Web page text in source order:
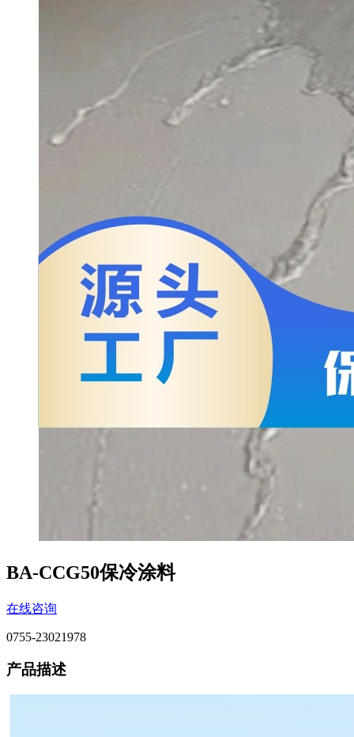
BA-CCG50保冷涂料
在线咨询
0755-23021978
产品描述